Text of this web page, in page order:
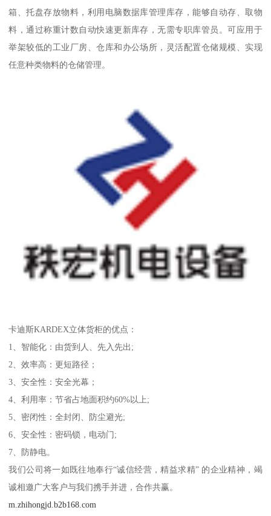
箱、托盘存放物料，利用电脑数据库管理库存，能够自动存、取物
料，通过称重计数自动快速更新库存，无需专职库管员。可应用于
举架较低的工业厂房、仓库和办公场所，灵活配置仓储规模、实现
任意种类物料的仓储管理。
卡迪斯KARDEX立体货柜的优点：
1、智能化：由货到人、先入先出;
2、效率高：更短路径；
3、安全性：安全光幕；
4、利用率：节省占地面积约60%以上;
5、密闭性：全封闭、防尘避光;
6、安全性：密码锁，电动门;
7、防静电。
我们公司将一如既往地奉行“诚信经营，精益求精” 的企业精神，竭
诚相邀广大客户与我们携手并进，合作共赢。
m.zhihongjd.b2b168.com